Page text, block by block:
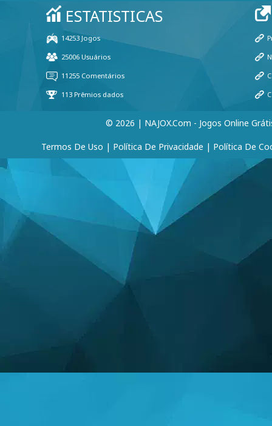
© 2026 | NAJOX.com - Jogos Online
Termos De Uso | Política De Privacidade | Política De